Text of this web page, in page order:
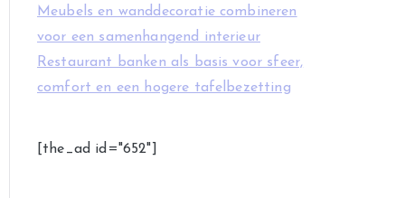
Meubels en wanddecoratie combineren
voor een samenhangend interieur
Restaurant banken als basis voor sfeer,
comfort en een hogere tafelbezetting
[the_ad id="652"]